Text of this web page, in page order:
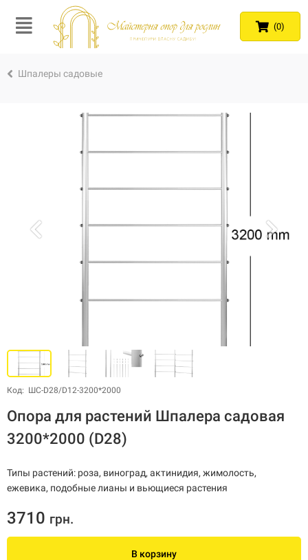
(0)
Шпалеры садовые
Код: ШС-D28/D12-3200*2000
Опора для растений Шпалера садовая
3200*2000 (D28)
Типы растений: роза, виноград, актинидия, жимолость,
ежевика, подобные лианы и вьющиеся растения
3710 грн.
В корзину